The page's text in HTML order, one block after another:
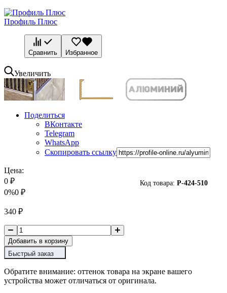
Профиль Плюс
Сравнить Избранное
Увеличить
Поделиться
ВКонтакте
Telegram
WhatsApp
Скопировать ссылку
Код товара: P-424-510
Цена:
0 ₽
0%0 ₽
340 ₽
Добавить в корзину
Быстрый заказ
Обратите внимание: оттенок товара на экране вашего
устройства может отличаться от оригинала.